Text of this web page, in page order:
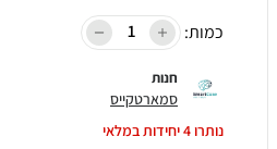
כמות:
חנות
סמארטקייס
נותרו4יחידות במלאי